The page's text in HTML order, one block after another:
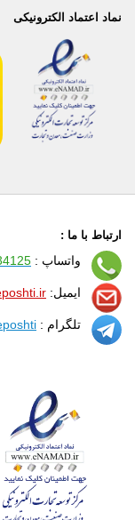
نماد اعتماد الکترونیکی
ارتباط با ما :
واتساپ :
ایمیل:
تلگرام :